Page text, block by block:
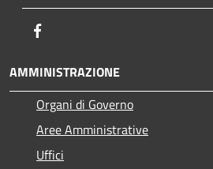
AMMINISTRAZIONE
Organi di Governo
Aree Amministrative
Uffici